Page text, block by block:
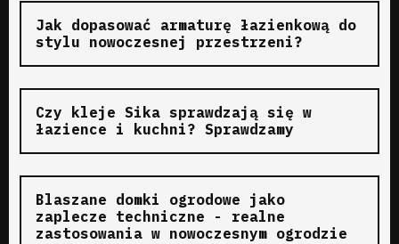
Jak dopasować armaturę łazienkową do
stylu nowoczesnej przestrzeni?
Czy kleje Sika sprawdzają się w
łazience i kuchni? Sprawdzamy
Blaszane domki ogrodowe jako
zaplecze techniczne - realne
zastosowania w nowoczesnym ogrodzie